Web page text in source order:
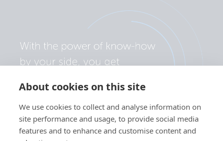
About cookies on this site
We use cookies to collect and analyse information on
site performance and usage, to provide social media
features and to enhance and customise content and